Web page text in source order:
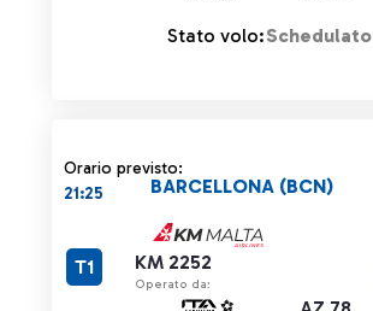
Stato volo:Schedulato
Orario previsto:
21:25
KM 2252
Operato da:
BARCELLONA (BCN)
T1